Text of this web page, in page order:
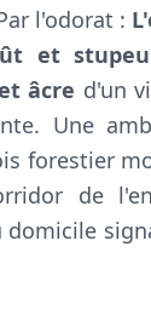
l'odorat :
et
âcre d'un
Une
forestier
de
domicile